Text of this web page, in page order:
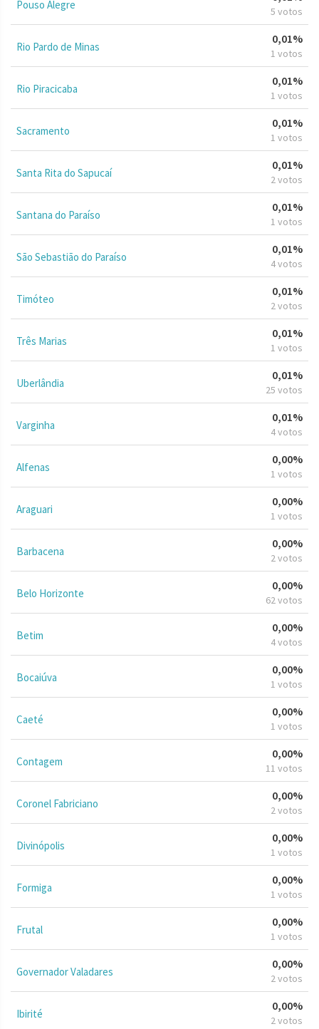
Pouso Alegre 5 votos
Rio Pardo de Minas
0,01%
1 votos
Rio Piracicaba
0,01%
1 votos
Sacramento
0,01%
1 votos
Santa Rita do Sapucaí
0,01%
2 votos
Santana do Paraíso
0,01%
1 votos
São Sebastião do Paraíso
0,01%
4 votos
Timóteo
0,01%
2 votos
Três Marias
0,01%
1 votos
Uberlândia
0,01%
25 votos
Varginha
0,01%
4 votos
Alfenas
0,00%
1 votos
Araguari
0,00%
1 votos
Barbacena
0,00%
2 votos
Belo Horizonte
0,00%
62 votos
Betim
0,00%
4 votos
Bocaiúva
0,00%
1 votos
Caeté
0,00%
1 votos
Contagem
0,00%
11 votos
Coronel Fabriciano
0,00%
2 votos
Divinópolis
0,00%
1 votos
Formiga
0,00%
1 votos
Frutal
0,00%
1 votos
Governador Valadares
0,00%
2 votos
Ibirité
0,00%
2 votos